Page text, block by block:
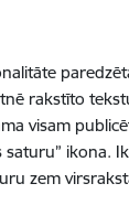
rakstīto
visam
saturu” ikona.
zem